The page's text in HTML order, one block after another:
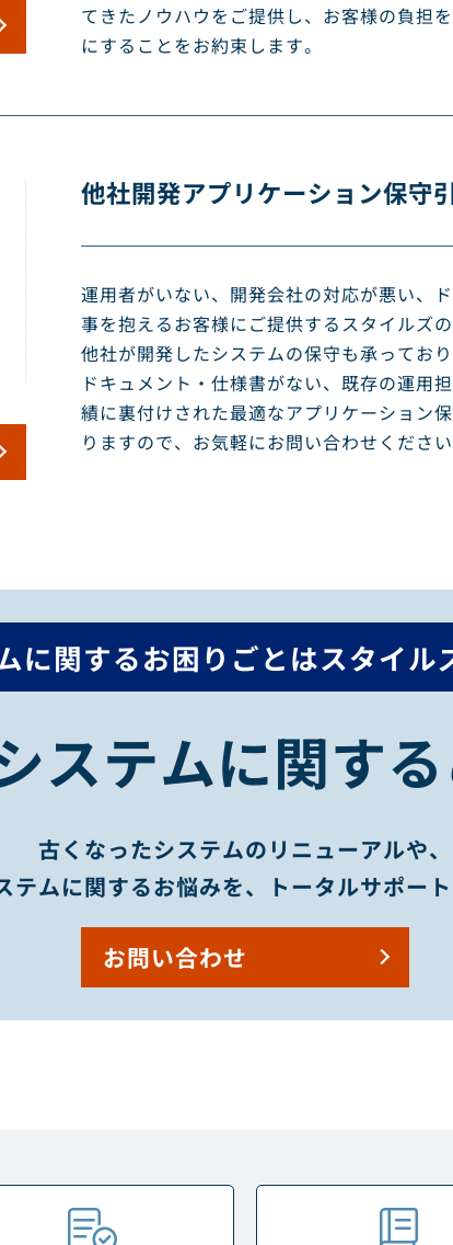
てきたノウハウをご提供し、お客様の負担
にすることをお約束します。
他社開発アプリケーション保守
運用者がいない、開発会社の対応が悪い、
事を抱えるお客様にご提供するスタイルズ
他社が開発したシステムの保守も承っており
ドキュメント・仕様書がない、既存の運用
績に裏付けされた最適なアプリケーション
りますので、お気軽にお問い合わせください
に関するお困りごとはスタイル
ステムに関す
古くなったシステムのリニューアルや、
テムに関するお悩みを、トータルサポー
お問い合わせ